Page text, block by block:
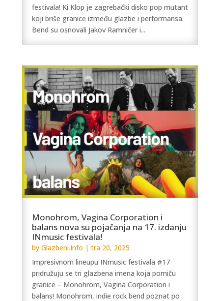
festivala! Ki Klop je zagrebački disko pop mutant
koji briše granice između glazbe i performansa.
Bend su osnovali Jakov Ramničer i...
Monohrom, Vagina Corporation i
balans nova su pojačanja na 17. izdanju
INmusic festivala!
by Glazbeni.Info | tra 20, 2025
Impresivnom lineupu INmusic festivala #17
pridružuju se tri glazbena imena koja pomiču
granice – Monohrom, Vagina Corporation i
balans! Monohrom, indie rock bend poznat po